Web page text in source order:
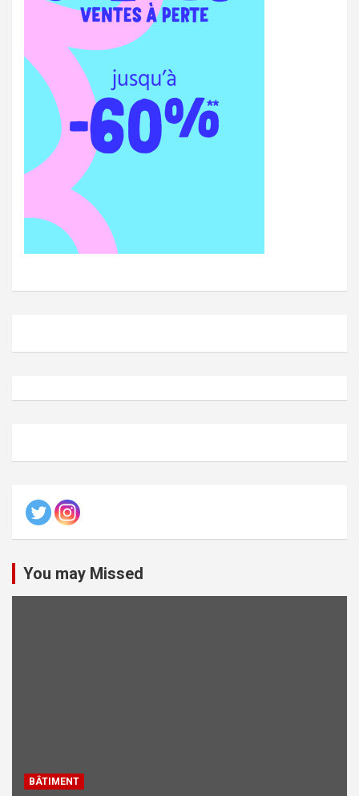
You may Missed
BÂTIMENT